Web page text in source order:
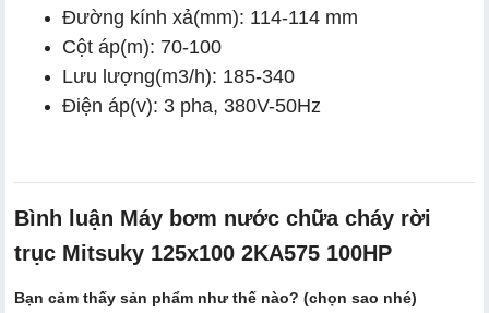
Đường kính xả(mm): 114-114 mm
Cột áp(m): 70-100
Lưu lượng(m3/h): 185-340
Điện áp(v): 3 pha, 380V-50Hz
Bình luận Máy bơm nước chữa cháy rời
trục Mitsuky 125x100 2KA575 100HP
Bạn cảm thấy sản phẩm như thế nào? (chọn sao nhé)